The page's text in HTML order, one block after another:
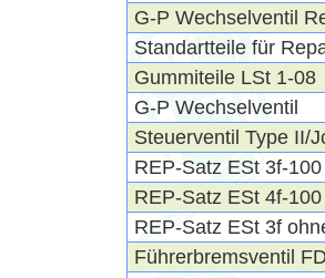
G-P Wechselventil
Standartteile für
Gummiteile LSt 1-08
G-P Wechselventil
Steuerventil Type II/
REP-Satz ESt 3f-100
REP-Satz ESt 4f-100
REP-Satz ESt 3f
Führerbremsventil